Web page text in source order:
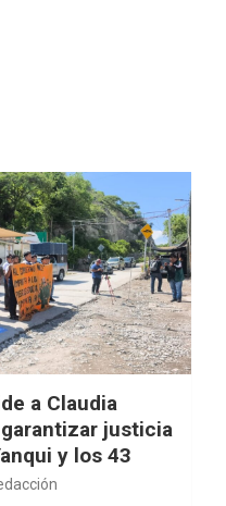
a Claudia
justicia
y los 43